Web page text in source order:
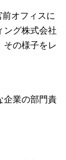
オフィスに
ング株式会社
その様子をレ
企業の部門責